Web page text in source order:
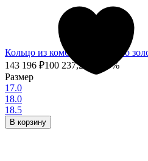
Кольцо из комбинированного
143 196 ₽100 237,20
- 30%
Размер
17.0
18.0
18.5
В корзину